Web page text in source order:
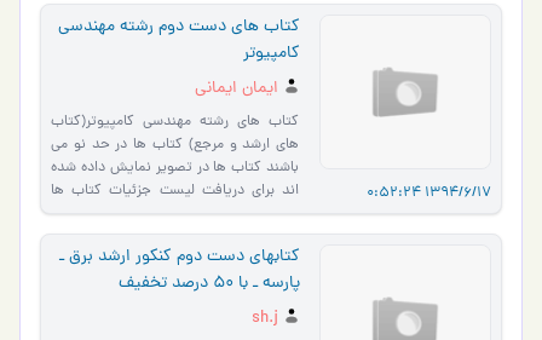
1394/6/17 0:52:24
کتاب های دست دوم رشته مهندسی
کامپیوتر
ایمان ایمانی
کتاب های رشته مهندسی کامپیوتر(کتاب
های ارشد و مرجع) کتاب ها در حد نو می
باشند کتاب ها در تصویر نمایش داده شده
اند برای دریافت لیست جزئیات کتاب ها
ایمیل زده یا تماس بگیر…
کتابهای دست دوم کنکور ارشد برق ـ
پارسه ـ با 50 درصد تخفیف
sh.j